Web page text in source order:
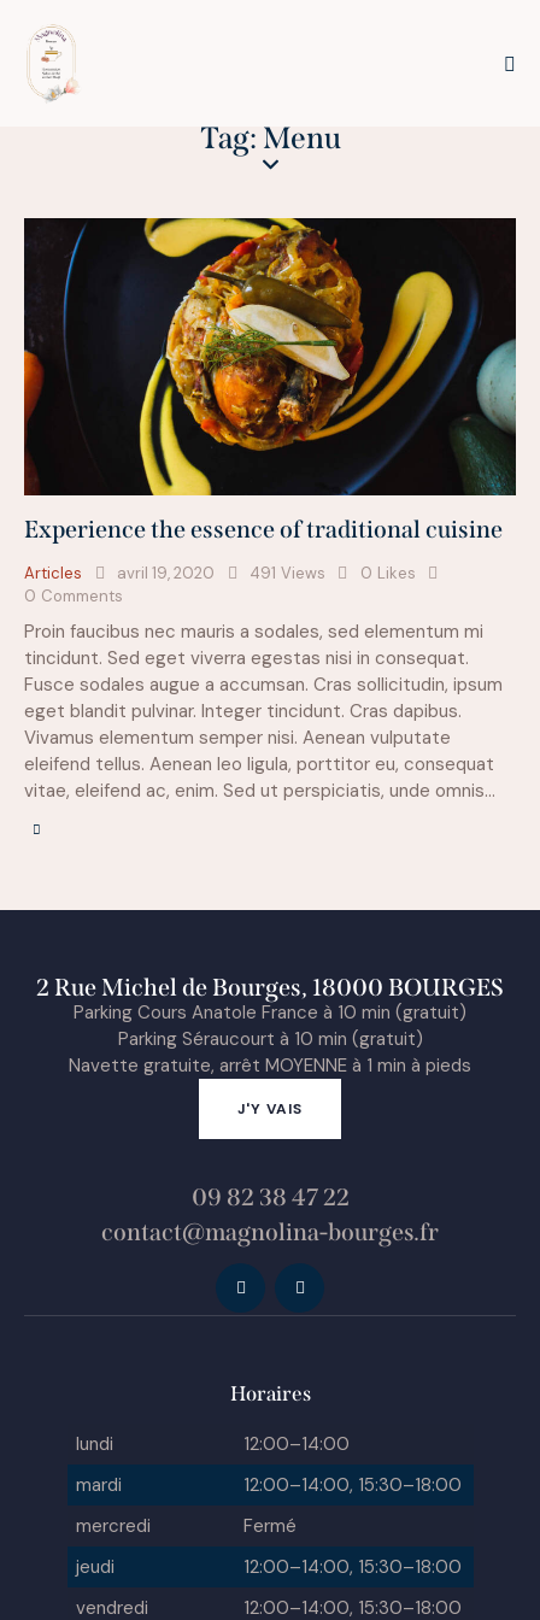
Tag: Menu
Experience the essence of traditional cuisine
Articles avril 19, 2020 491 Views 0 Likes
0 Comments
Proin faucibus nec mauris a sodales, sed elementum mi
tincidunt. Sed eget viverra egestas nisi in consequat.
Fusce sodales augue a accumsan. Cras sollicitudin, ipsum
eget blandit pulvinar. Integer tincidunt. Cras dapibus.
Vivamus elementum semper nisi. Aenean vulputate
eleifend tellus. Aenean leo ligula, porttitor eu, consequat
vitae, eleifend ac, enim. Sed ut perspiciatis, unde omnis…
2 Rue Michel de Bourges, 18000 BOURGES
Parking Cours Anatole France à 10 min (gratuit)
Parking Séraucourt à 10 min (gratuit)
Navette gratuite, arrêt MOYENNE à 1 min à pieds
J'Y VAIS
09 82 38 47 22
contact@magnolina-bourges.fr
Horaires
lundi
12:00–14:00
mardi
12:00–14:00, 15:30–18:00
mercredi
Fermé
jeudi
12:00–14:00, 15:30–18:00
vendredi
12:00–14:00, 15:30–18:00